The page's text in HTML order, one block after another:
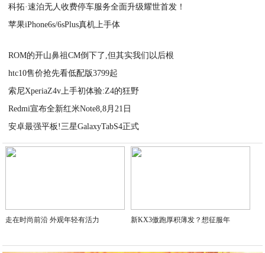
科拓·速泊无人收费停车服务全面升级耀世首发！
苹果iPhone6s/6sPlus真机上手体
ROM的开山鼻祖CM倒下了,但其实我们以后根
htc10售价抢先看低配版3799起
索尼XperiaZ4v上手初体验:Z4的狂野
Redmi宣布全新红米Note8,8月21日
安卓最强平板!三星GalaxyTabS4正式
2020-09-01
走在时尚前沿 外观年轻有活力 新KX3傲跑厚积薄发？想征服年